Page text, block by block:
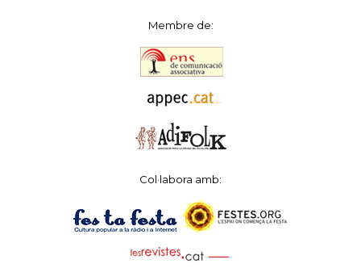
Membre de:
Col·labora amb: